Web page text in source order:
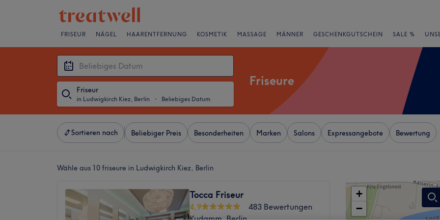
FRISEUR NÄGEL HAARENTFERNUNG KOSMETIK MASSAGE MÄNNER GESCHENKGUTSCHEIN SALE %
Friseur
in Ludwigkirch Kiez, Berlin ・ Beliebiges Datum
Friseure
Sortieren nach Beliebiger Preis Besonderheiten Marken Salons Expressangebote Bewertung
Wähle aus 10 friseure in Ludwigkirch Kiez, Berlin
Tocca Friseur
4,9
483 Bewertungen
+
−